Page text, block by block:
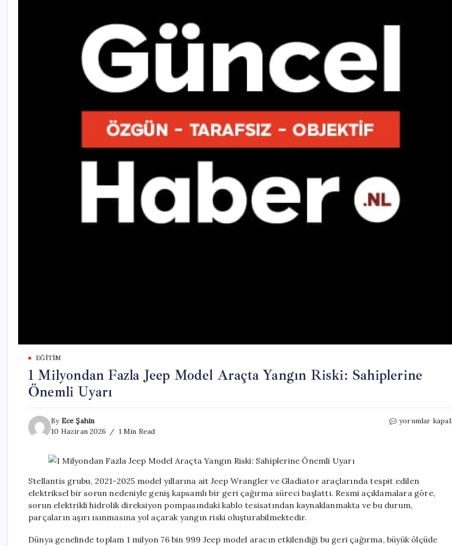
EĞITIM
1 Milyondan Fazla Jeep Model Araçta Yangın Riski: Sahiplerine
Önemli Uyarı
By Ece Şahin
10 Haziran 2026
1 Min Read
1
Yangın
Riski:
Sahiplerine
için
yorumlar
Stellantis grubu, 2021-2025 model yıllarına ait Jeep Wrangler ve Gladiator araçlarında tespit edilen
elektriksel bir sorun nedeniyle geniş kapsamlı bir geri çağırma süreci başlattı. Resmi açıklamalara göre,
sorun elektrikli hidrolik direksiyon pompasındaki kablo tesisatından kaynaklanmakta ve bu durum,
parçaların aşırı ısınmasına yol açarak yangın riski oluşturabilmektedir.
Dünya genelinde toplam 1 milyon 76 bin 999 Jeep model aracın etkilendiği bu geri çağırma, büyük ölçüde